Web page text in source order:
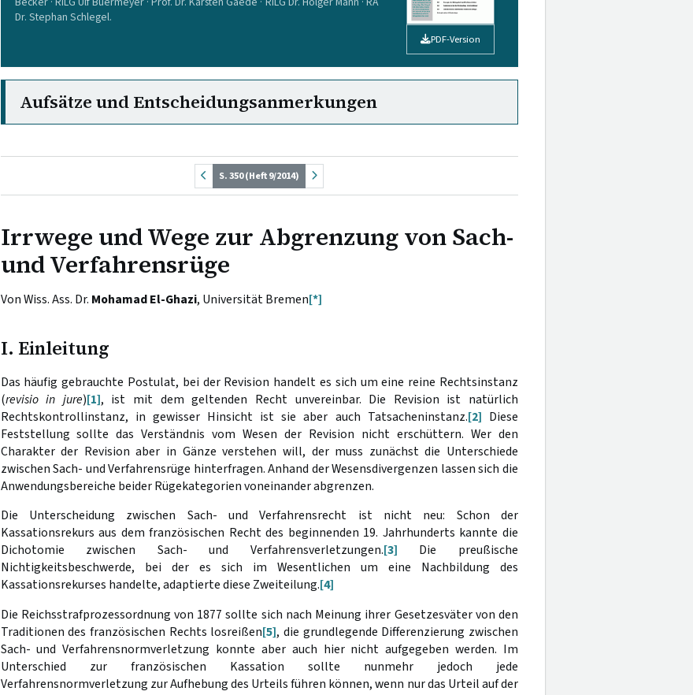
Dr. Stephan Schlegel.
PDF-Version
Aufsätze und Entscheidungsanmerkungen
S. 350 (Heft 9/2014)
Irrwege und Wege zur Abgrenzung von Sach-
und Verfahrensrüge
Von Wiss. Ass. Dr. Mohamad El-Ghazi, Universität Bremen[*]
I. Einleitung
Das häufig gebrauchte Postulat, bei der Revision handelt es sich um eine reine Rechtsinstanz
(revisio in jure)[1], ist mit dem geltenden Recht unvereinbar. Die Revision ist natürlich
Rechtskontrollinstanz, in gewisser Hinsicht ist sie aber auch Tatsacheninstanz.[2] Diese
Feststellung sollte das Verständnis vom Wesen der Revision nicht erschüttern. Wer den
Charakter der Revision aber in Gänze verstehen will, der muss zunächst die Unterschiede
zwischen Sach- und Verfahrensrüge hinterfragen. Anhand der Wesensdivergenzen lassen sich die
Anwendungsbereiche beider Rügekategorien voneinander abgrenzen.
Die Unterscheidung zwischen Sach- und Verfahrensrecht ist nicht neu: Schon der
Kassationsrekurs aus dem französischen Recht des beginnenden 19. Jahrhunderts kannte die
Dichotomie zwischen Sach- und Verfahrensverletzungen.[3] Die preußische
Nichtigkeitsbeschwerde, bei der es sich im Wesentlichen um eine Nachbildung des
Kassationsrekurses handelte, adaptierte diese Zweiteilung.[4]
Die Reichsstrafprozessordnung von 1877 sollte sich nach Meinung ihrer Gesetzesväter von den
Traditionen des französischen Rechts losreißen[5], die grundlegende Differenzierung zwischen
Sach- und Verfahrensnormverletzung konnte aber auch hier nicht aufgegeben werden. Im
Unterschied zur französischen Kassation sollte nunmehr jedoch jede
Verfahrensnormverletzung zur Aufhebung des Urteils führen können, wenn nur das Urteil auf der